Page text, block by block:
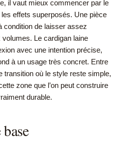
il vaut mieux commencer par le
effets superposés. Une pièce
condition de laisser assez
Le cardigan laine
avec une intention précise,
à un usage très concret. Entre
transition où le style reste simple,
zone que l’on peut construire
durable.